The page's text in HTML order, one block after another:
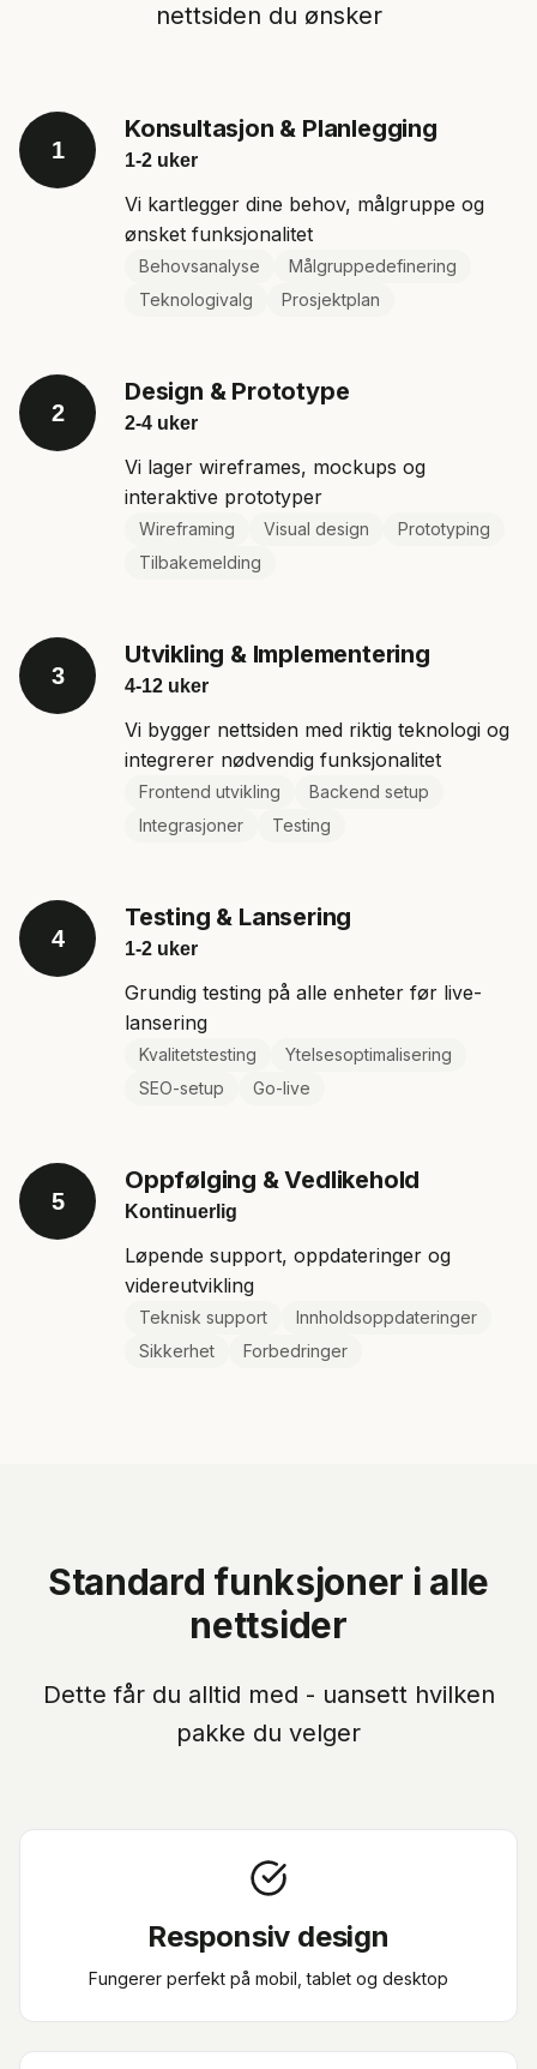
nettsiden du ønsker
1
Konsultasjon & Planlegging
1-2 uker
Vi kartlegger dine behov, målgruppe og
ønsket funksjonalitet
Behovsanalyse
Målgruppedefinering
Teknologivalg
Prosjektplan
2
Design & Prototype
2-4 uker
Vi lager wireframes, mockups og
interaktive prototyper
Wireframing Visual design
Prototyping
Tilbakemelding
3
Utvikling & Implementering
4-12 uker
Vi bygger nettsiden med riktig teknologi og
integrerer nødvendig funksjonalitet
Frontend utvikling
Backend setup
Integrasjoner
Testing
4
Testing & Lansering
1-2 uker
Grundig testing på alle enheter før live-
lansering
Kvalitetstesting
Ytelsesoptimalisering
SEO-setup
Go-live
5
Oppfølging & Vedlikehold
Kontinuerlig
Løpende support, oppdateringer og
videreutvikling
Teknisk support
Innholdsoppdateringer
Sikkerhet
Forbedringer
Standard funksjoner i alle
nettsider
Dette får du alltid med - uansett hvilken
pakke du velger
Responsiv design
Fungerer perfekt på mobil, tablet og desktop